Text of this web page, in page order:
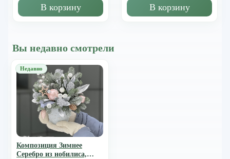
В корзину В корзину
Вы недавно смотрели
Композиция Зимнее
Серебро из нобилиса,